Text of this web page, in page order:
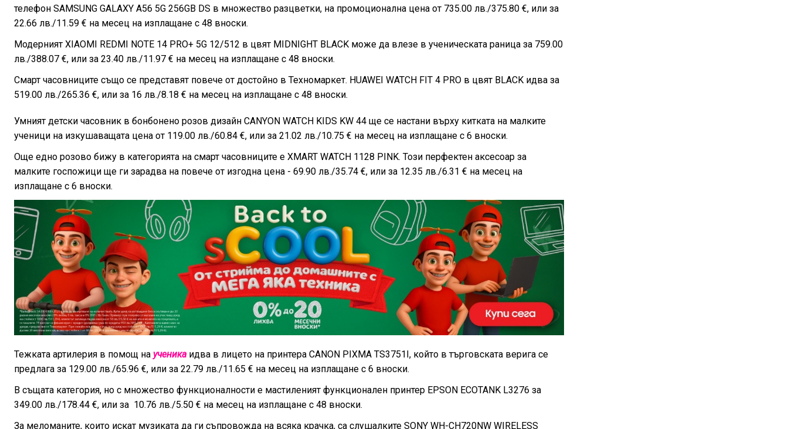
телефон SAMSUNG GALAXY A56 5G 256GB DS в множество разцветки, на промоционална цена от 735.00 лв./375.80 €, или за
22.66 лв./11.59 € на месец на изплащане с 48 вноски.
Модерният XIAOMI REDMI NOTE 14 PRO+ 5G 12/512 в цвят MIDNIGHT BLACK може да влезе в ученическата раница за 759.00
лв./388.07 €, или за 23.40 лв./11.97 € на месец на изплащане с 48 вноски.
Смарт часовниците също се представят повече от достойно в Техномаркет. HUAWEI WATCH FIT 4 PRO в цвят BLACK идва за
519.00 лв./265.36 €, или за 16 лв./8.18 € на месец на изплащане с 48 вноски.
Умният детски часовник в бонбонено розов дизайн CANYON WATCH KIDS KW 44 ще се настани върху китката на малките
ученици на изкушаващата цена от 119.00 лв./60.84 €, или за 21.02 лв./10.75 € на месец на изплащане с 6 вноски.
Още едно розово бижу в категорията на смарт часовниците е XMART WATCH 1128 PINK. Този перфектен аксесоар за
малките госпожици ще ги зарадва на повече от изгодна цена - 69.90 лв./35.74 €, или за 12.35 лв./6.31 € на месец на
изплащане с 6 вноски.
Тежката артилерия в помощ на ученикаидва в лицето на принтера CANON PIXMA TS3751I, който в търговската верига се
предлага за 129.00 лв./65.96 €, или за 22.79 лв./11.65 € на месец на изплащане с 6 вноски.
В същата категория, но с множество функционалности е мастиленият функционален принтер EPSON ECOTANK L3276 за
349.00 лв./178.44 €, или за 10.76 лв./5.50 € на месец на изплащане с 48 вноски.
За меломаните, които искат музиката да ги съпровожда на всяка крачка, са слушалките SONY WH-CH720NW WIRELESS